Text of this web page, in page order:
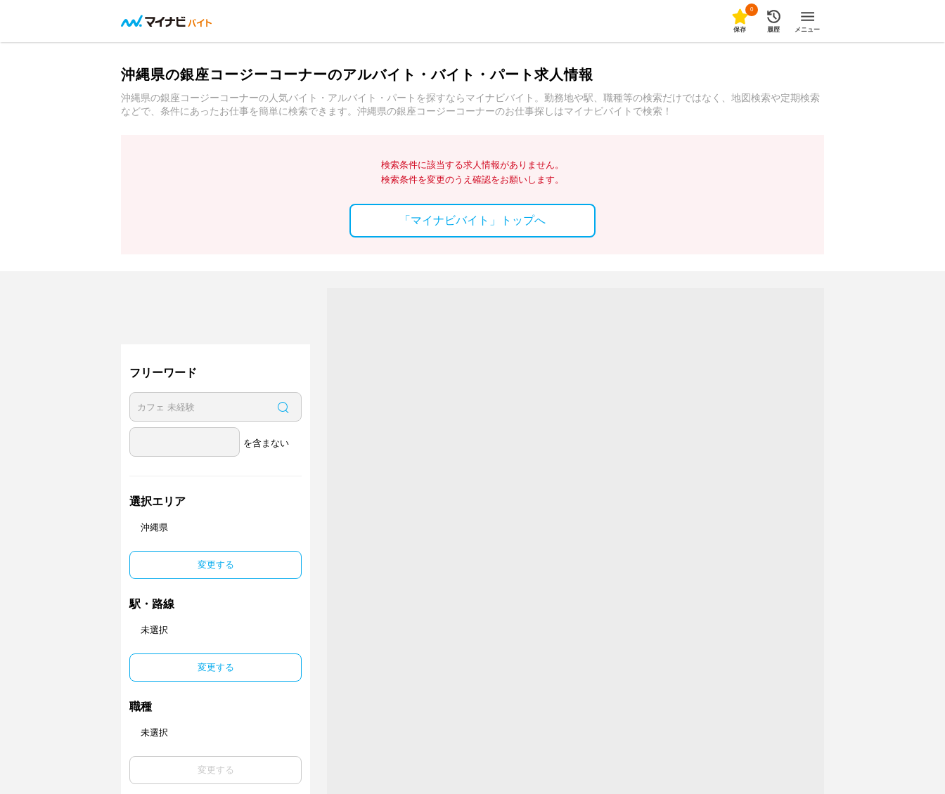
0
保存 履歴 メニュー
沖縄県の銀座コージーコーナーのアルバイト・バイト・パート求人情報
沖縄県の銀座コージーコーナーの人気バイト・アルバイト・パートを探すならマイナビバイト。勤務地や駅、職種等の検索だけではなく、地図検索や定期検索
などで、条件にあったお仕事を簡単に検索できます。沖縄県の銀座コージーコーナーのお仕事探しはマイナビバイトで検索！
検索条件に該当する求人情報がありません。
検索条件を変更のうえ確認をお願いします。
「マイナビバイト」トップへ
フリーワード
を含まない
選択エリア
沖縄県
変更する
駅・路線
未選択
変更する
職種
未選択
変更する